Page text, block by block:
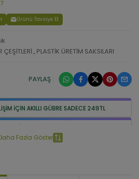
Ürünü Tavsiye Et
ÇEŞİTLERİ , PLASTİK ÜRETİM SAKSILARI
PAYLAŞ :
İÇİN AKILLI GÜBRE SADECE 249TL
SETİ 399 TL
Fazla Göster